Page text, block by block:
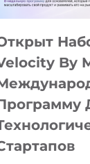
ДАЛ
БИЛЕТ
IT-
By